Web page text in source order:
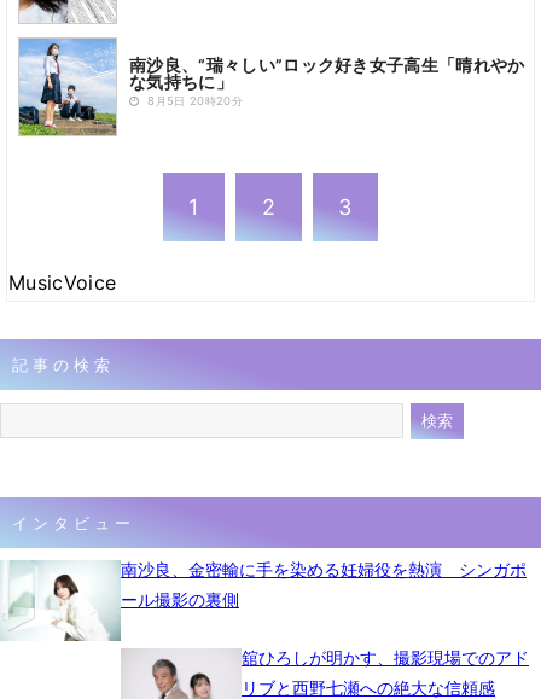
南沙良、“瑞々しい”ロック好き女子高生「晴れやか
な気持ちに」
8月5日 20時20分
1 2 3
MusicVoice
記事の検索
インタビュー
南沙良、金密輸に手を染める妊婦役を熱演 シンガポ
ール撮影の裏側
舘ひろしが明かす、撮影現場でのアド
リブと西野七瀬への絶大な信頼感